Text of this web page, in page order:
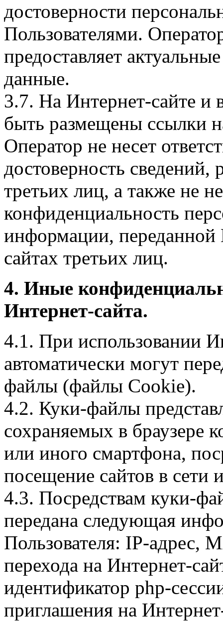
достоверности
Пользователями.
предоставляет
данные.
3.7. На Интернет-сайте
быть размещены ссылки
Оператор не несет
достоверность
третьих лиц, а также не
конфиденциальность
информации, переданной
сайтах третьих лиц.
4. Иные
Интернет-сайта.
4.1. При использовании
автоматически могут
файлы (файлы Cookie).
4.2. Куки-файлы
сохраняемых в браузере
или иного смартфона,
посещение сайтов в сети
4.3. Посредствам куки-
передана следующая
Пользователя: IP-адрес,
перехода на Интернет-
идентификатор php-
приглашения на